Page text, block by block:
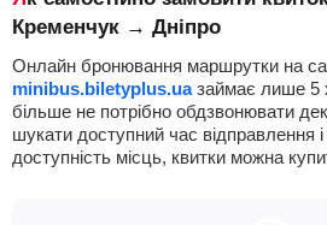
Кременчук → Дніпро
Онлайн бронювання маршрутки на
minibus.biletyplus.uaзаймає лише 5
більше не потрібно обдзвонювати
шукати доступний час відправлення
доступність місць, квитки можна